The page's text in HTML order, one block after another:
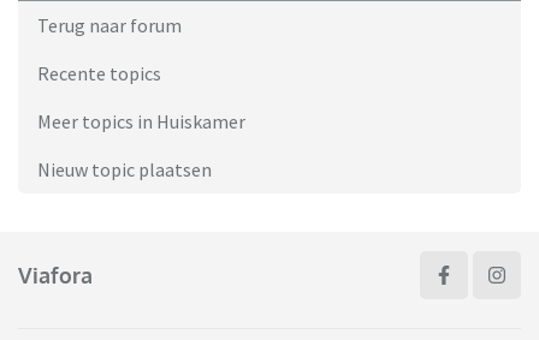
Terug naar forum
Recente topics
Meer topics in Huiskamer
Nieuw topic plaatsen
Viafora